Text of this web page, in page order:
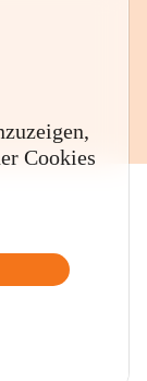
Cookies